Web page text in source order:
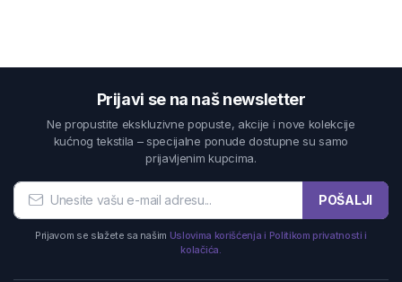
Prijavi se na naš newsletter
Ne propustite ekskluzivne popuste, akcije i nove kolekcije
kućnog tekstila – specijalne ponude dostupne su samo
prijavljenim kupcima.
POŠALJI
Prijavom se slažete sa našim Uslovima korišćenja i Politikom privatnosti i
kolačića.